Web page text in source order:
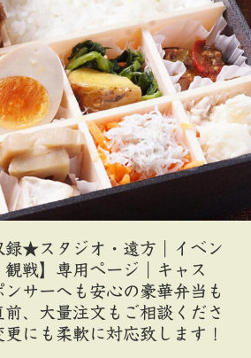
録★スタジオ・遠方｜イベン
観戦】専用ページ｜キャス
ンサーへも安心の豪華弁当も
、大量注文もご相談くださ
にも柔軟に対応致します！